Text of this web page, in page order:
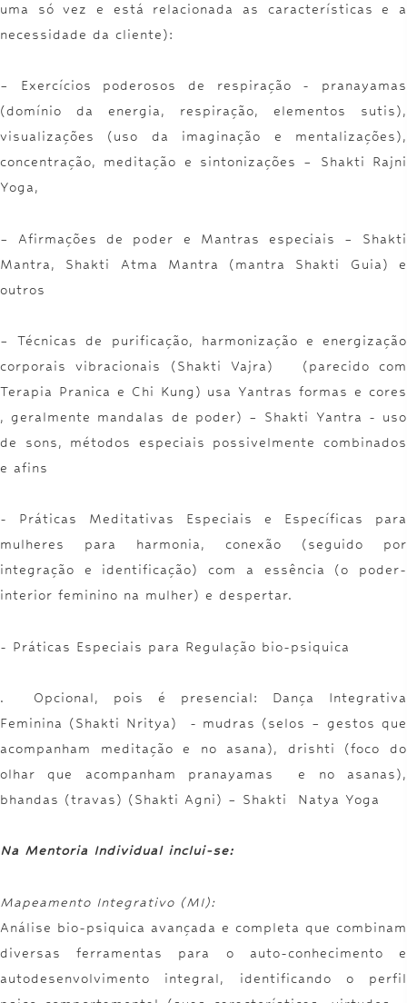
uma só vez e está relacionada as características e a
necessidade da cliente):
– Exercícios poderosos de respiração - pranayamas
(domínio da energia, respiração, elementos sutis),
visualizações (uso da imaginação e mentalizações),
concentração, meditação e sintonizações – Shakti Rajni
Yoga,
– Afirmações de poder e Mantras especiais – Shakti
Mantra, Shakti Atma Mantra (mantra Shakti Guia) e
outros
– Técnicas de purificação, harmonização e energização
corporais vibracionais (Shakti Vajra) (parecido com
Terapia Pranica e Chi Kung) usa Yantras formas e cores
, geralmente mandalas de poder) – Shakti Yantra - uso
de sons, métodos especiais possivelmente combinados
e afins
- Práticas Meditativas Especiais e Específicas para
mulheres para harmonia, conexão (seguido por
integração e identificação) com a essência (o poder-
interior feminino na mulher) e despertar.
- Práticas Especiais para Regulação bio-psiquica
. Opcional, pois é presencial: Dança Integrativa
Feminina (Shakti Nritya)
- mudras (selos – gestos que
acompanham meditação e no asana), drishti (foco do
olhar que acompanham pranayamas e no asanas),
bhandas (travas) (Shakti Agni) – Shakti Natya Yoga
Na Mentoria Individual inclui-se:
Mapeamento Integrativo (MI):
Análise bio-psiquica avançada e completa que combinam
diversas ferramentas para o auto-conhecimento e
autodesenvolvimento integral, identificando o perfil